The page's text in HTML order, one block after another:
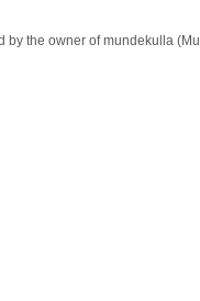
by the owner of mundekulla